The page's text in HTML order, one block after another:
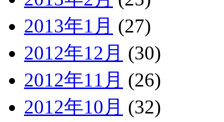
2013年1月 (27)
2012年12月 (30)
2012年11月 (26)
2012年10月 (32)